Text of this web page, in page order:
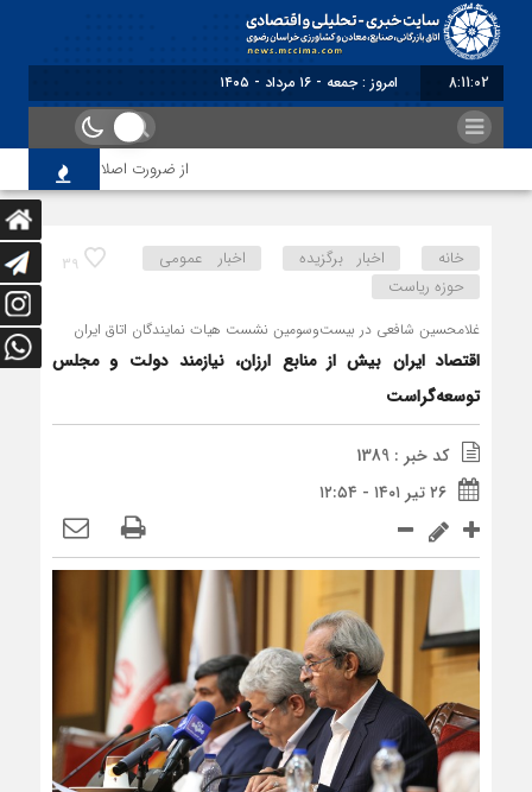
8:11:03 برابر با : Friday - 7 August - 2026
از ضرورت اصلاح رویه‌های بازرسی
39 خانه اخبار برگزیده
اخبار عمومی
حوزه ریاست
غلامحسین شافعی در بیست‌وسومین نشست هیات نمایندگان اتاق ایران
اقتصاد ایران بیش از منابع ارزان، نیازمند دولت و مجلس
توسعه‌گراست
کد خبر : 1389
۲۶ تیر ۱۴۰۱ - ۱۲:۵۴